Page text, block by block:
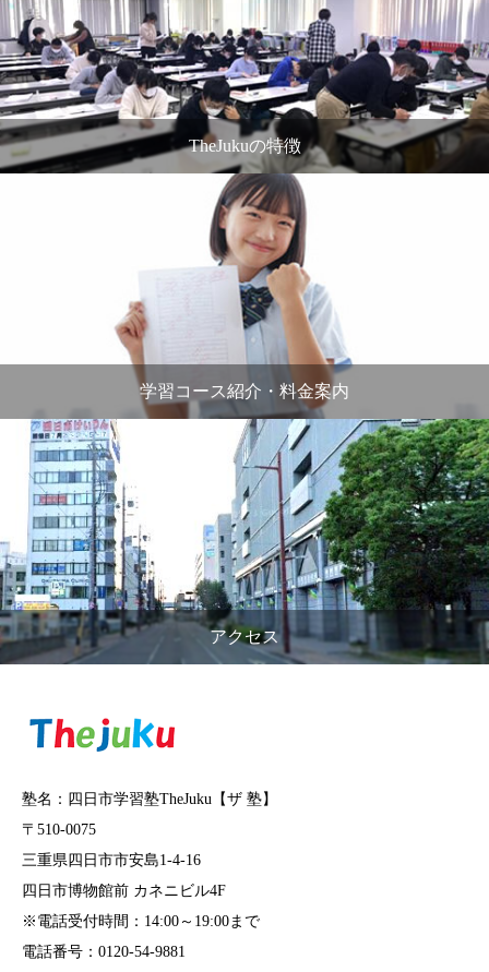
TheJukuの特徴
学習コース紹介・料金案内
アクセス
塾名：四日市学習塾TheJuku【ザ 塾】
〒510-0075
三重県四日市市安島1-4-16
四日市博物館前 カネニビル4F
※電話受付時間：14:00～19:00まで
電話番号：0120-54-9881